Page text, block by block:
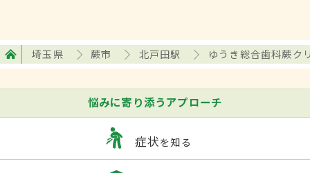
埼玉県 蕨市 北戸田駅 ゆうき総合歯科蕨ク
悩みに寄り添うアプローチ
症状を知る